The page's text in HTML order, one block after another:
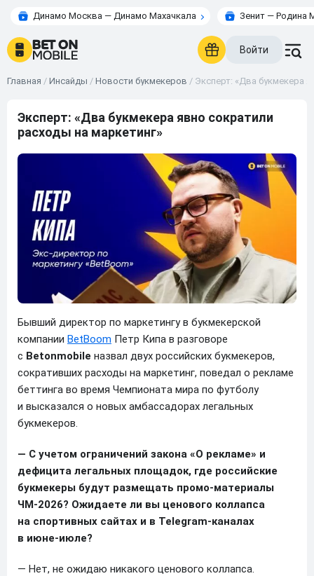
Динамо Москва — Динамо Махачкала Зенит — Родина
Войти
Главная / Инсайды / Новости букмекеров / Эксперт: «Два букмекера
Эксперт: «Два букмекера явно сократили
расходы на маркетинг»
Бывший директор по маркетингу в букмекерской
компании BetBoom Петр Кипа в разговоре
с Betonmobile назвал двух российских букмекеров,
сокративших расходы на маркетинг, поведал о рекламе
беттинга во время Чемпионата мира по футболу
и высказался о новых амбассадорах легальных
букмекеров.
— С учетом ограничений закона «О рекламе» и
дефицита легальных площадок, где российские
букмекеры будут размещать промо-материалы
ЧМ-2026? Ожидаете ли вы ценового коллапса
на спортивных сайтах и в Telegram-каналах
в июне-июле?
— Нет, не ожидаю никакого ценового коллапса.